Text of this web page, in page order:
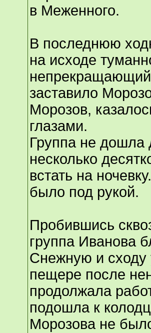
в Меженного.
В последнюю
на исходе
заставило
Морозов,
глазами.
Группа не дошла
несколько
встать на
было под рукой.
Пробившись
группа Иванова
Снежную и
пещере после
продолжала
подошла к
Морозова не